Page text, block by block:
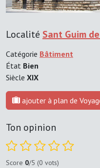
Localité Sant Guim
Catégorie Bâtiment
État Bien
Siècle XIX
ajouter à plan de
Ton opinion
Score 0/5 (0 vots)